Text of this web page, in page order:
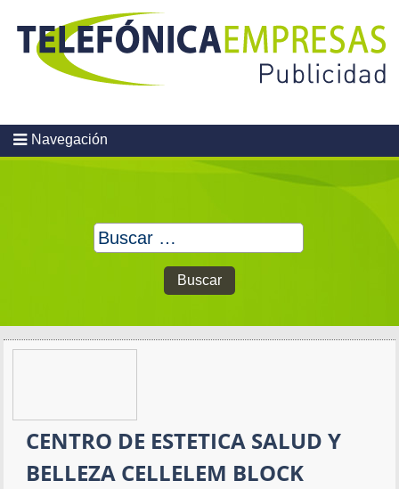
content
Navegación
Buscar:
CENTRO DE ESTETICA SALUD Y
BELLEZA CELLELEM BLOCK